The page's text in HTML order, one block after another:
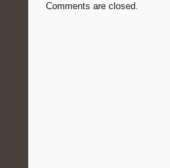
Comments are closed.